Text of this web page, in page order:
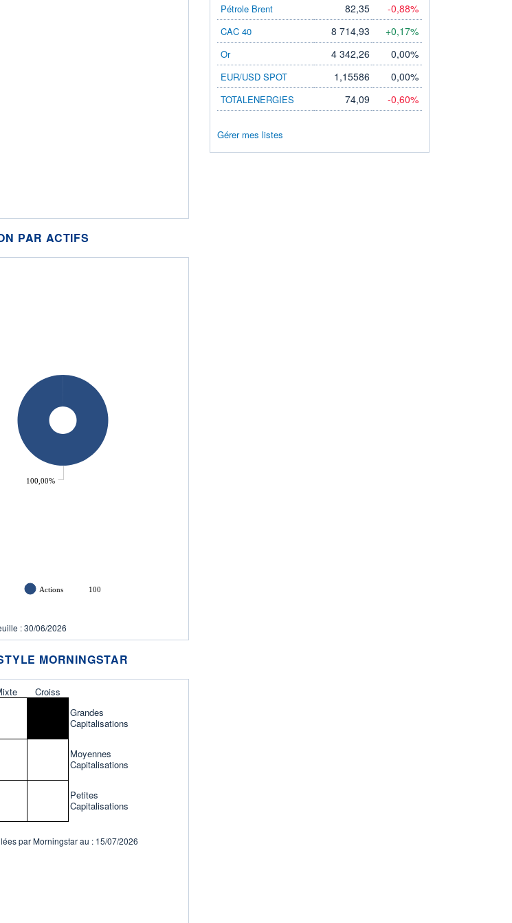
PAR ACTIFS
100,00%
Actions 100
: 30/06/2026
MORNINGSTAR
Croiss
Grandes
Capitalisations
Moyennes
Capitalisations
Petites
Capitalisations
par Morningstar au : 15/07/2026
Pétrole Brent
82,35 -0,88%
CAC 40 8 714,93 +0,17%
Or 4 342,26 0,00%
EUR/USD SPOT 1,15586 0,00%
TOTALENERGIES 74,09 -0,60%
Gérer mes listes